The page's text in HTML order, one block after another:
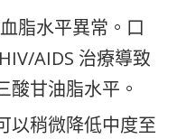
脂水平異常。口
AIDS 治療導致
酸甘油脂水平。
以稍微降低中度至